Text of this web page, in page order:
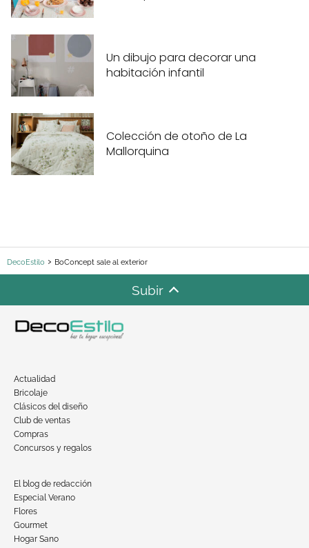
Un dibujo para decorar una
habitación infantil
Colección de otoño de La
Mallorquina
DecoEstilo BoConcept sale al exterior
Subir
Actualidad
Bricolaje
Clásicos del diseño
Club de ventas
Compras
Concursos y regalos
El blog de redacción
Especial Verano
Flores
Gourmet
Hogar Sano